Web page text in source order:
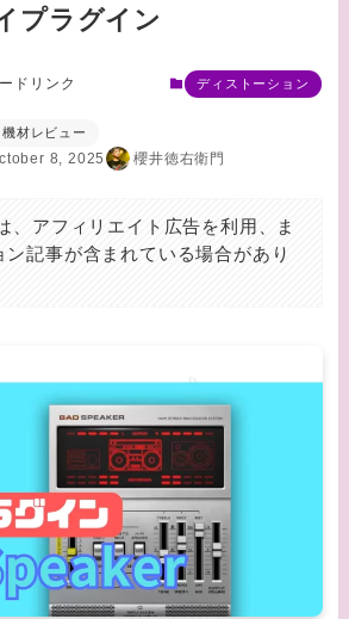
プラグイン
ドリンク ディストーション
機材レビュー
8, 2025 櫻井徳右衛門
、アフィリエイト広告を利用、ま
ン記事が含まれている場合があり